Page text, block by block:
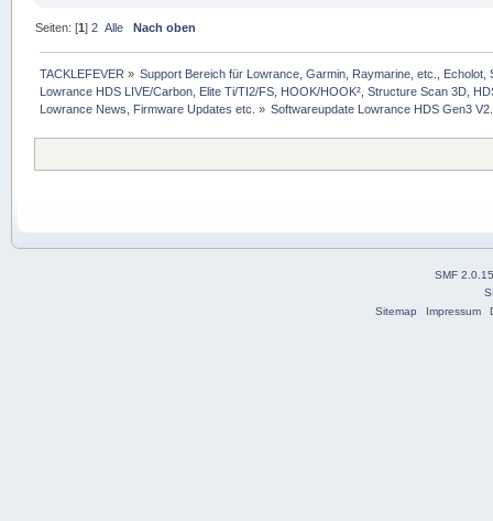
Seiten: [1]2 Alle Nach oben
TACKLEFEVER » Support Bereich für Lowrance, Garmin, Raymarine, etc.,
Lowrance HDS LIVE/Carbon, Elite Ti/TI2/FS, HOOK/HOOK², Structure Scan 3D,
Lowrance News, Firmware Updates etc. » Softwareupdate Lowrance HDS Gen3
SMF 2.0.15
Sitemap
Impressum